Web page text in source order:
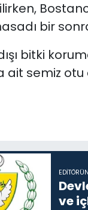
bir
bitki
ait semiz
ve